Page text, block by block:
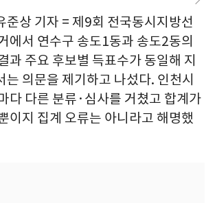
준상 기자 = 제9회 전국동시지방선
에서 연수구 송도1동과 송도2동의
과 주요 후보별 득표수가 동일해 지
는 의문을 제기하고 나섰다. 인천시
다 다른 분류·심사를 거쳤고 합계가
이지 집계 오류는 아니라고 해명했